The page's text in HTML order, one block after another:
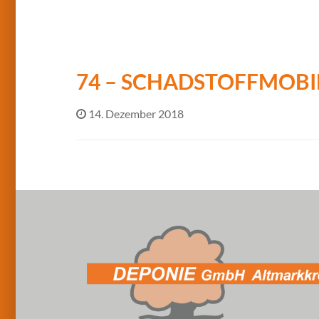
74 –
14. Dezember 2018